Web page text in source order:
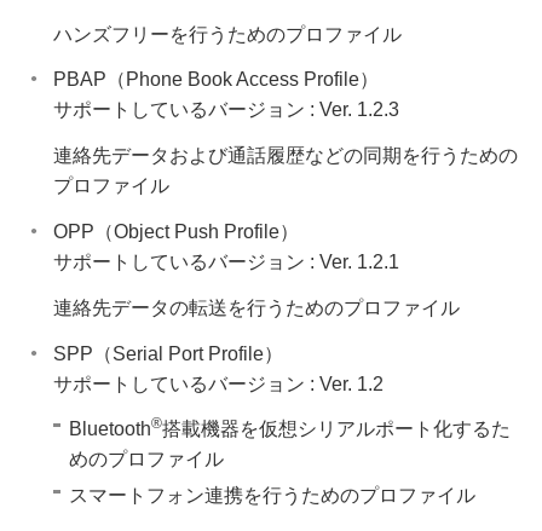
ハンズフリーを行うためのプロファイル
PBAP（Phone Book Access Profile）
サポートしているバージョン : Ver. 1.2.3
連絡先データおよび通話履歴などの同期を行うための
プロファイル
OPP（Object Push Profile）
サポートしているバージョン : Ver. 1.2.1
連絡先データの転送を行うためのプロファイル
SPP（Serial Port Profile）
サポートしているバージョン : Ver. 1.2
Bluetooth®搭載機器を仮想シリアルポート化するた
めのプロファイル
スマートフォン連携を行うためのプロファイル